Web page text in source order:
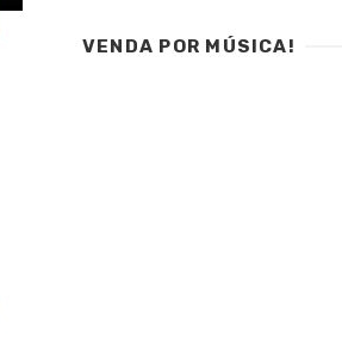
VENDA POR MÚSICA!